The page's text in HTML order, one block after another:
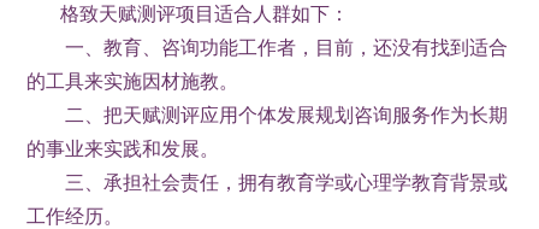
格致天赋测评项目适合人群如下：
一、教育、咨询功能工作者，目前，还没有找到适合
的工具来实施因材施教。
二、把天赋测评应用个体发展规划咨询服务作为长期
的事业来实践和发展。
三、承担社会责任，拥有教育学或心理学教育背景或
工作经历。